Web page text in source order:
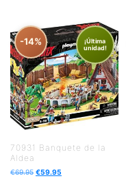
-14%
¡Última
unidad!
70931 Banquete de la
Aldea
€69.95 €59.95